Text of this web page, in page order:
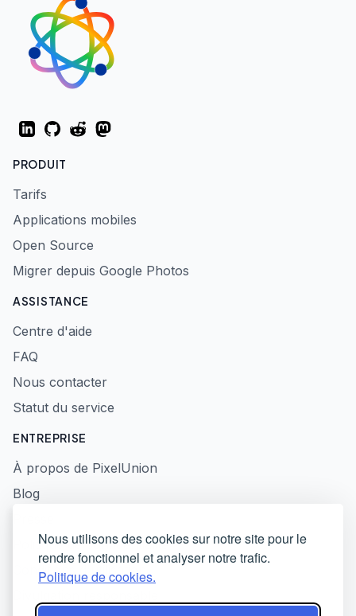
Nous utilisons des cookies sur notre site pour le
rendre fonctionnel et analyser notre trafic.
Politique de cookies.
LinkedInGitHubRedditMastodon
PRODUIT
Tarifs
Applications mobiles
Open Source
Migrer depuis Google Photos
ASSISTANCE
Centre d'aide
FAQ
Nous contacter
Statut du service
ENTREPRISE
À propos de PixelUnion
Blog
Politique de confidentialité
Conditions d'utilisation